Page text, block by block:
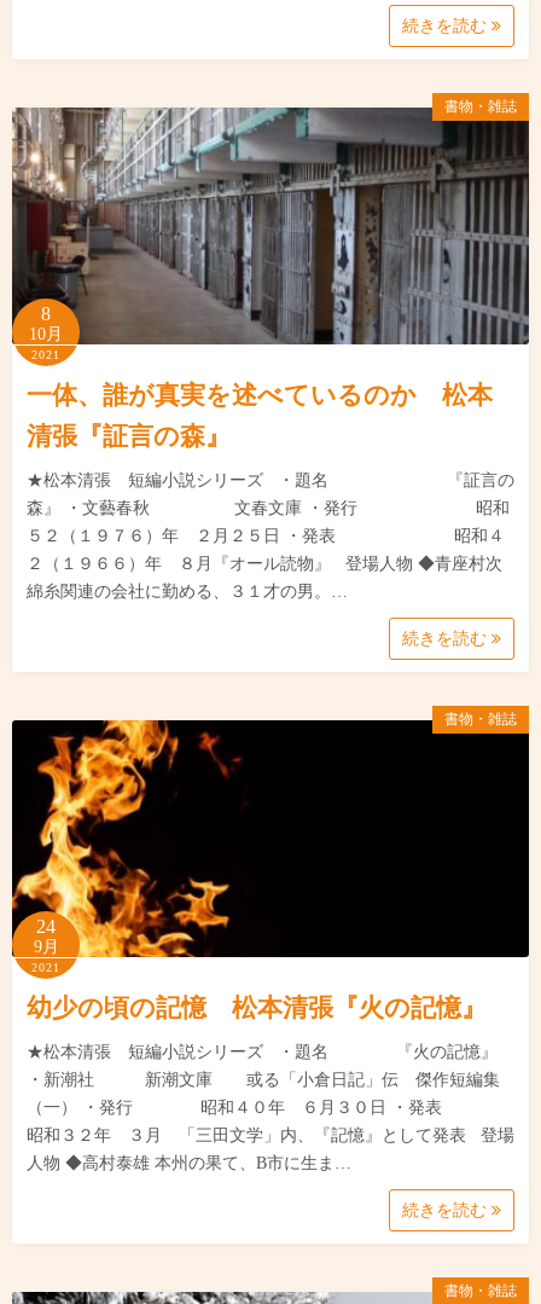
続きを読む
書物・雑誌
8
10月
2021
一体、誰が真実を述べているのか 松本
清張『証言の森』
★松本清張 短編小説シリーズ ・題名 『証言の
森』 ・文藝春秋 文春文庫 ・発行 昭和
５２（１９７６）年 ２月２５日 ・発表 昭和４
２（１９６６）年 ８月『オール読物』 登場人物 ◆青座村次
綿糸関連の会社に勤める、３１才の男。…
続きを読む
書物・雑誌
24
9月
2021
幼少の頃の記憶 松本清張『火の記憶』
★松本清張 短編小説シリーズ ・題名 『火の記憶』
・新潮社 新潮文庫 或る「小倉日記」伝 傑作短編集
（一） ・発行 昭和４０年 ６月３０日 ・発表
昭和３２年 ３月 「三田文学」内、『記憶』として発表 登場
人物 ◆高村泰雄 本州の果て、B市に生ま…
続きを読む
書物・雑誌